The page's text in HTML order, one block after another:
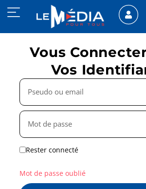
Vous
Vos
Rester connecté
Mot de passe oublié